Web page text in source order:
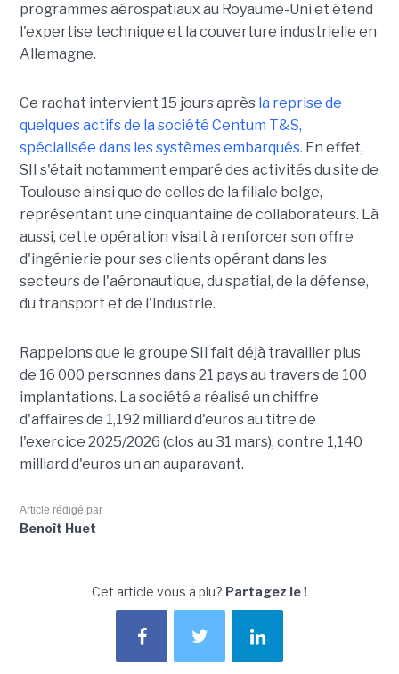
programmes aérospatiaux au Royaume-Uni et étend
l'expertise technique et la couverture industrielle en
Allemagne.
Ce rachat intervient 15 jours après la reprise de
quelques actifs de la société Centum T&S,
spécialisée dans les systèmes embarqués. En effet,
SII s'était notamment emparé des activités du site de
Toulouse ainsi que de celles de la filiale belge,
représentant une cinquantaine de collaborateurs. Là
aussi, cette opération visait à renforcer son offre
d'ingénierie pour ses clients opérant dans les
secteurs de l'aéronautique, du spatial, de la défense,
du transport et de l'industrie.
Rappelons que le groupe SII fait déjà travailler plus
de 16 000 personnes dans 21 pays au travers de 100
implantations. La société a réalisé un chiffre
d'affaires de 1,192 milliard d'euros au titre de
l'exercice 2025/2026 (clos au 31 mars), contre 1,140
milliard d'euros un an auparavant.
Article rédigé par
Benoît Huet
Cet article vous a plu? Partagez le !